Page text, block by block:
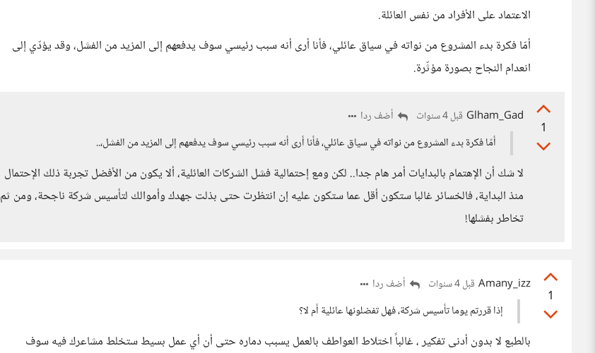
الاعتماد على الأفراد من نفس العائلة.
أمّا فكرة بدء المشروع من نواته في سياق عائلي، فأنا أرى أنه سبب رئيسي سوف يدفعهم إلى المزيد من الفشل، وقد يؤدّي إلى
انعدام النجاح بصورة مؤثّرة.
1
Glham_Gad قبل 4 سنوات
أضف ردا
أمّا فكرة بدء المشروع من نواته في سياق عائلي، فأنا أرى أنه سبب رئيسي سوف يدفعهم إلى المزيد من الفشل،..
لا شك أن الإهتمام بالبدايات أمر هام جدا.. لكن ومع إحتمالية فشل الشركات العائلية، ألا يكون من الأفضل تجربة ذلك الإحتمال
منذ البداية، فالخسائر غالبا ستكون أقل عما ستكون عليه إن انتظرت حتى بذلت جهدك وأموالك لتأسيس شركة ناجحة، ومن ثم
تخاطر بفشلها!
1
Amany_izz قبل 4 سنوات
أضف ردا
إذا قررتم يوما تأسيس شركة، فهل تفضلونها عائلية أم لا؟
بالطبع لا بدون أدنى تفكير ، غالباً اختلاط العواطف بالعمل يسبب دماره حتى أن أي عمل بسيط ستخلط مشاعرك فيه سوف